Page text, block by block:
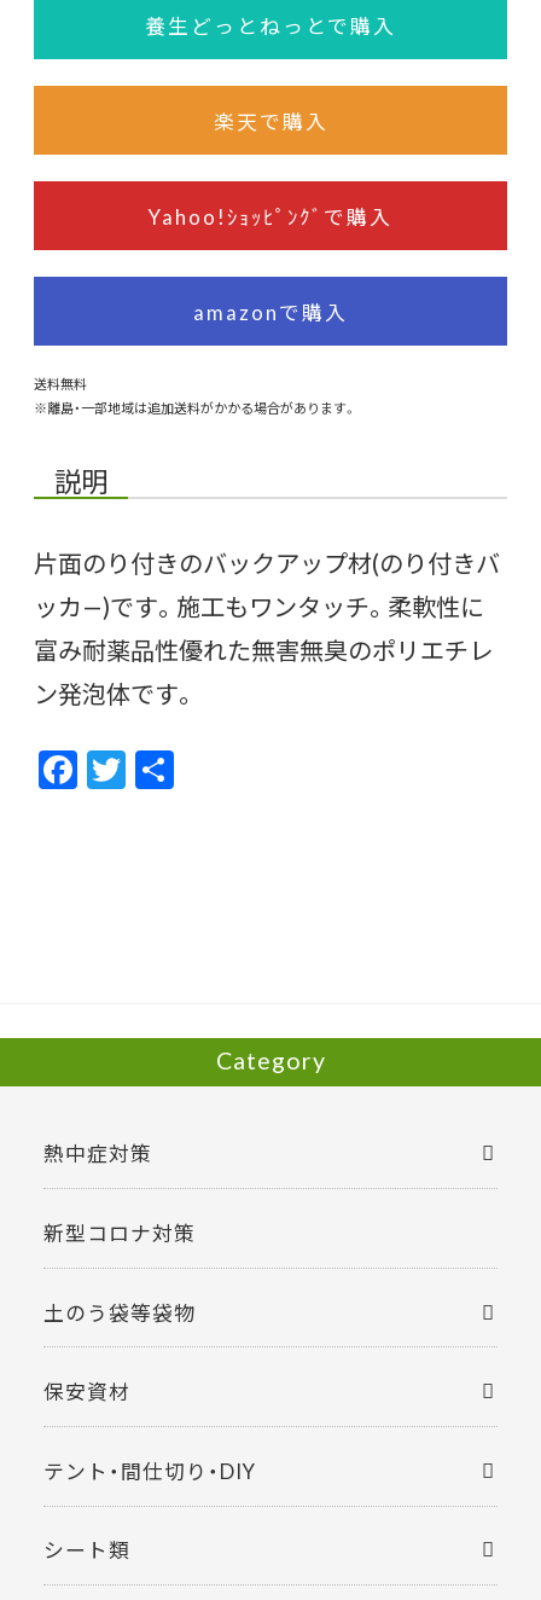
養生どっとねっとで購入
楽天で購入
Yahoo!ｼｮｯﾋﾟﾝｸﾞで購入
amazonで購入
送料無料
※離島・一部地域は追加送料がかかる場合があります。
説明
片面のり付きのバックアップ材(のり付きバ
ッカ—)です。施工もワンタッチ。柔軟性に
富み耐薬品性優れた無害無臭のポリエチレ
ン発泡体です。
F
ac
T
w
Category
熱中症対策
新型コロナ対策
土のう袋等袋物
保安資材
テント・間仕切り・DIY
シート類